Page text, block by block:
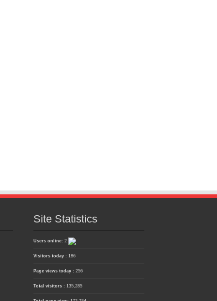
Site Statistics
Users online: 2
Visitors today : 186
Page views today : 256
Total visitors : 135,285